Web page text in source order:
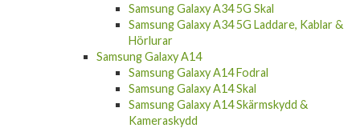
Samsung Galaxy A34 5G Skal
Samsung Galaxy A34 5G Laddare, Kablar &
Hörlurar
Samsung Galaxy A14
Samsung Galaxy A14 Fodral
Samsung Galaxy A14 Skal
Samsung Galaxy A14 Skärmskydd &
Kameraskydd